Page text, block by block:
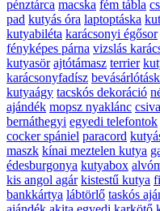
pénztárca macska fém tábla
pad kutyás óra laptoptáska
kutyabiléta karácsonyi égősor
fényképes párna vizslás
kutyasör ajtótámasz terrier
karácsonyfadísz
kutyaágy tacskós dekoráció
ajándék mopsz nyaklánc
bernáthegyi egyedi telefontok
cocker spániel paracord
maszk kínai meztelen kutya
édesburgonya kutyabox
kis angol agár kistestű kutya
bankkártya lábtörlő taskós